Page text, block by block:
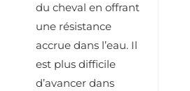
du cheval en offrant
une résistance
accrue dans l’eau. Il
est plus difficile
d’avancer dans